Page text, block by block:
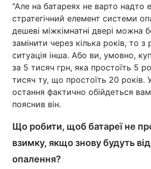
"Але на батареях не варто надто
стратегічний елемент системи
дешеві міжкімнатні двері можна
замінити через кілька років, то з
ситуація інша. Або ви, умовно,
за 5 тисяч грн, яка простоїть 5
тисяч ту, що простоїть 20 років.
остання фактично обійдеться
пояснив він.
Що робити, щоб батареї не
взимку, якщо знову будуть
опалення?